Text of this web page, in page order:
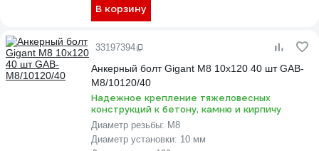
В корзину
33197394
Анкерный болт Gigant М8 10x120 40 шт GAB-
M8/10120/40
Надежное крепление тяжеловесных
конструкций к бетону, камню и кирпичу
Диаметр резьбы: М8
Диаметр установки: 10 мм